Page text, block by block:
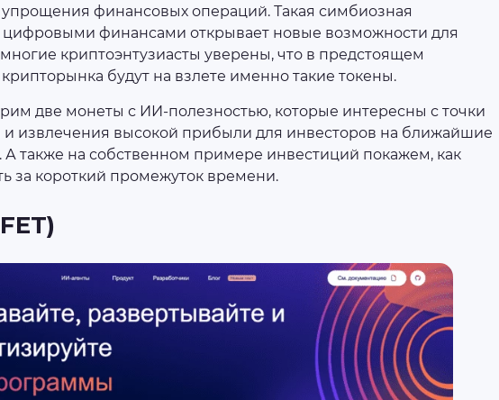
финансовых операций. Такая симбиозная
финансами открывает новые возможности для
криптоэнтузиасты уверены, что в предстоящем
будут на взлете именно такие токены.
две монеты с ИИ-полезностью, которые интересны с точки
извлечения высокой прибыли для инвесторов на ближайшие
А также на собственном примере инвестиций покажем, как
за короткий промежуток времени.